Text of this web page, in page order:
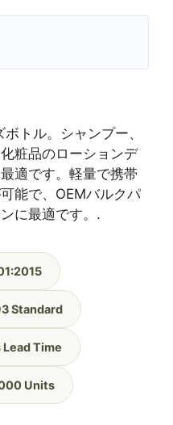
トル。シャンプー、
粧品のローションデ
適です。軽量で携帯
能で、OEMバルクパ
に最適です。.
Standard
Time
Units